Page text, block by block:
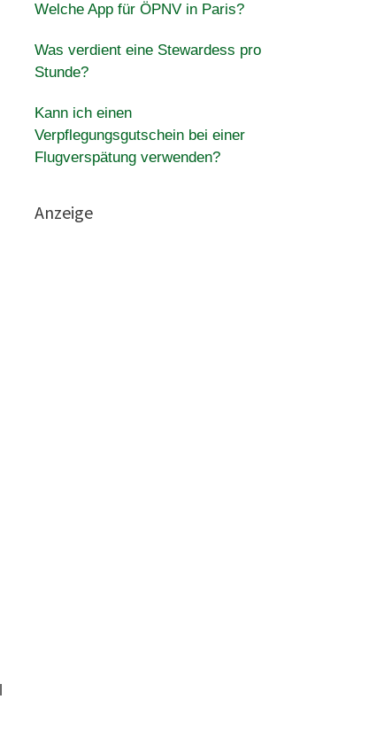
Welche App für ÖPNV in Paris?
Was verdient eine Stewardess pro
Stunde?
Kann ich einen
Verpflegungsgutschein bei einer
Flugverspätung verwenden?
Anzeige